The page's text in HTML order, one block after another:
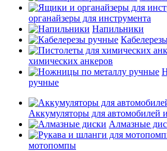
органайзеры для инструмента
Напильники
химических анкеров
ручные
Аккумуляторы для автомобилей
Алмазные
мотопомпы